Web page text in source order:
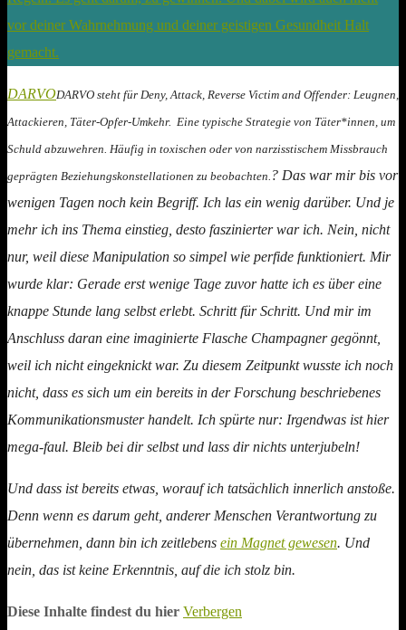
DARVODARVO steht für Deny, Attack, Reverse Victim and Offender: Leugnen,
Attackieren, Täter-Opfer-Umkehr. Eine typische Strategie von Täter*innen, um
Schuld abzuwehren. Häufig in toxischen oder von narzisstischem Missbrauch
geprägten Beziehungskonstellationen zu beobachten. ? Das war mir bis vor
wenigen Tagen noch kein Begriff. Ich las ein wenig darüber. Und je
mehr ich ins Thema einstieg, desto faszinierter war ich. Nein, nicht
nur, weil diese Manipulation so simpel wie perfide funktioniert. Mir
wurde klar: Gerade erst wenige Tage zuvor hatte ich es über eine
knappe Stunde lang selbst erlebt. Schritt für Schritt. Und mir im
Anschluss daran eine imaginierte Flasche Champagner gegönnt,
weil ich nicht eingeknickt war. Zu diesem Zeitpunkt wusste ich noch
nicht, dass es sich um ein bereits in der Forschung beschriebenes
Kommunikationsmuster handelt. Ich spürte nur: Irgendwas ist hier
mega-faul. Bleib bei dir selbst und lass dir nichts unterjubeln!
Und dass ist bereits etwas, worauf ich tatsächlich innerlich anstoße.
Denn wenn es darum geht, anderer Menschen Verantwortung zu
übernehmen, dann bin ich zeitlebens ein Magnet gewesen. Und
nein, das ist keine Erkenntnis, auf die ich stolz bin.
Diese Inhalte findest du hier Verbergen